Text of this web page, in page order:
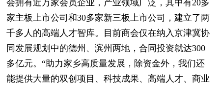
会拥有近万家会员企业，产业领域广泛，其中有20多
家主板上市公司和30多家新三板上市公司，建立了两
千多人的高端人才智库。目前商会仅在纳入京津冀协
同发展规划中的德州、滨州两地，合同投资就达300
多亿元。“助力家乡高质量发展，除资金外，我们还
能提供大量的双创项目、科技成果、高端人才、商业